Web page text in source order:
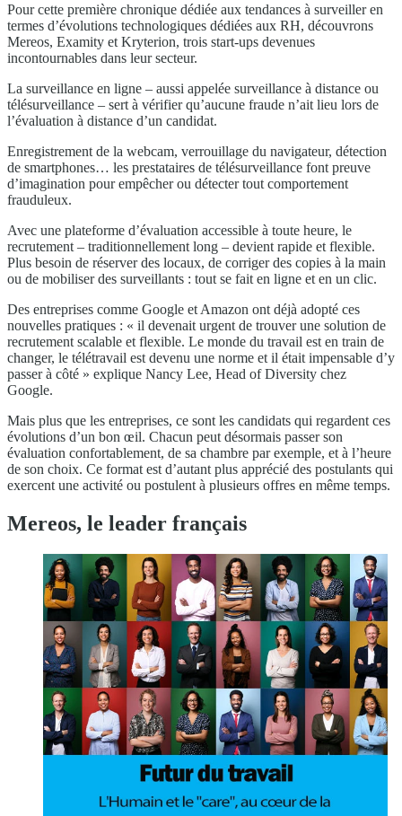
Pour cette première chronique dédiée aux tendances à surveiller en
termes d’évolutions technologiques dédiées aux RH, découvrons
Mereos, Examity et Kryterion, trois start-ups devenues
incontournables dans leur secteur.
La surveillance en ligne – aussi appelée surveillance à distance ou
télésurveillance – sert à vérifier qu’aucune fraude n’ait lieu lors de
l’évaluation à distance d’un candidat.
Enregistrement de la webcam, verrouillage du navigateur, détection
de smartphones… les prestataires de télésurveillance font preuve
d’imagination pour empêcher ou détecter tout comportement
frauduleux.
Avec une plateforme d’évaluation accessible à toute heure, le
recrutement – traditionnellement long – devient rapide et flexible.
Plus besoin de réserver des locaux, de corriger des copies à la main
ou de mobiliser des surveillants : tout se fait en ligne et en un clic.
Des entreprises comme Google et Amazon ont déjà adopté ces
nouvelles pratiques : « il devenait urgent de trouver une solution de
recrutement scalable et flexible. Le monde du travail est en train de
changer, le télétravail est devenu une norme et il était impensable d’y
passer à côté » explique Nancy Lee, Head of Diversity chez
Google.
Mais plus que les entreprises, ce sont les candidats qui regardent ces
évolutions d’un bon œil. Chacun peut désormais passer son
évaluation confortablement, de sa chambre par exemple, et à l’heure
de son choix. Ce format est d’autant plus apprécié des postulants qui
exercent une activité ou postulent à plusieurs offres en même temps.
Mereos, le leader français